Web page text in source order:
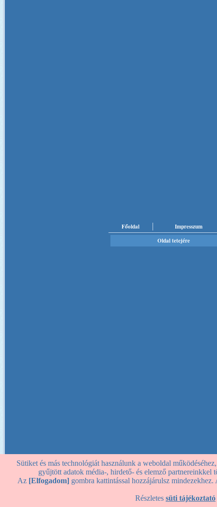
Főoldal
Impresszum
Oldal tetejére
Sütiket és más technológiát használunk a weboldal
gyűjtött adatok média-, hirdető- és elemző partnereinkkel
Az [Elfogadom] gombra kattintással hozzájárulsz
Részletes süti tájékoztató